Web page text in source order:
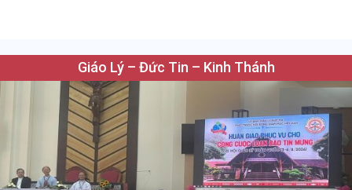
Giáo Lý – Đức Tin – Kinh Thánh